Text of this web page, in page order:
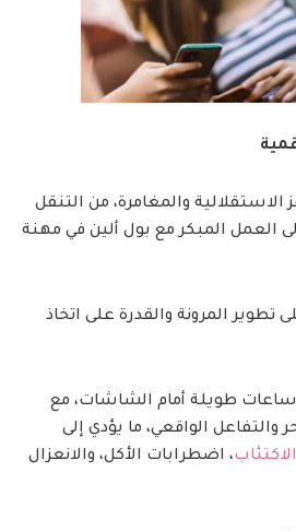
والمغامرة، من التنقل
العمل المبكر مع بول ألين في مهنة
المرونة والقدرة على اتخاذ
ساعات طويلة أمام الشاشات، مع
الواقعي، ما يؤدي إلى
الاكتئاب، اضطرابات الأكل، والانعزال